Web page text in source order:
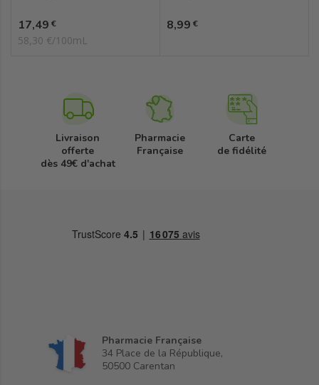
Prix
17,49 €
58,30 €/100mL
Prix
8,99 €
Livraison
offerte
dès 49€ d'achat
Pharmacie
Française
Carte
de fidélité
Pharmacie Française
34 Place de la République,
50500 Carentan